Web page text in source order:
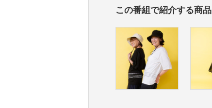
この番組で紹介する商品